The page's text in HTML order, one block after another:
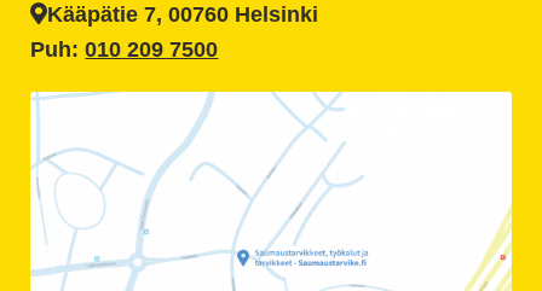
Kääpätie 7, 00760 Helsinki
Puh:010 209 7500